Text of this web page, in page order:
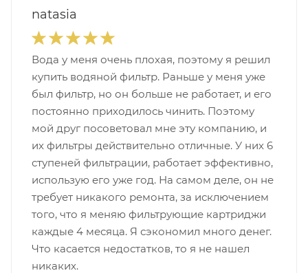
natasia
Вода у меня очень плохая, поэтому я решил
купить водяной фильтр. Раньше у меня уже
был фильтр, но он больше не работает, и его
постоянно приходилось чинить. Поэтому
мой друг посоветовал мне эту компанию, и
их фильтры действительно отличные. У них 6
ступеней фильтрации, работает эффективно,
использую его уже год. На самом деле, он не
требует никакого ремонта, за исключением
того, что я меняю фильтрующие картриджи
каждые 4 месяца. Я сэкономил много денег.
Что касается недостатков, то я не нашел
никаких.